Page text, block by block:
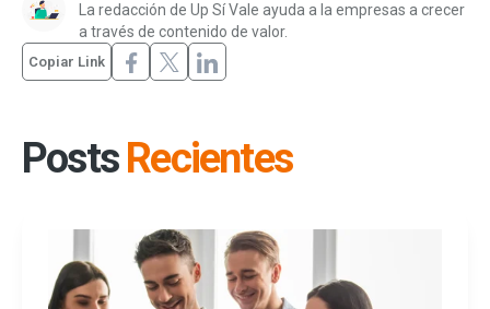
La redacción de Up Sí Vale ayuda a la empresas a crecer
a través de contenido de valor.
Copiar Link
PostsRecientes